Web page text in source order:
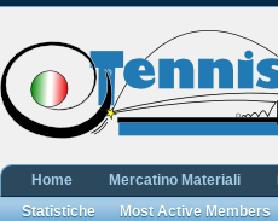
Home Mercatino Materiali
Statistiche
Most Active Members